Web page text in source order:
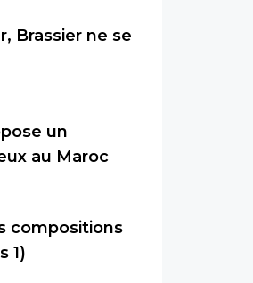
Brassier ne se
un
au Maroc
compositions
1)